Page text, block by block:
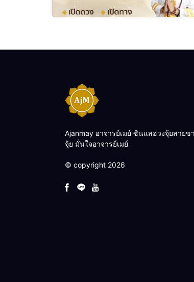
Ajanmay อาจารย์เมย์ ซินแสฮวงจุ้ยสายข
จุ้ย มั่นใจอาจารย์เมย์
© copyright 2026